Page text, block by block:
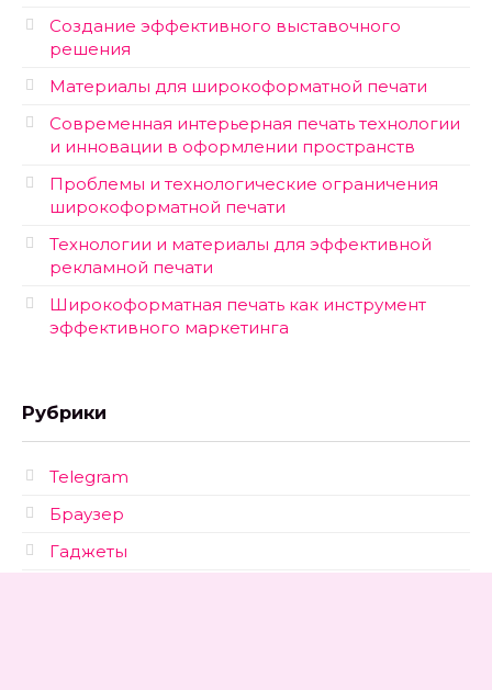
Создание эффективного выставочного
решения
Материалы для широкоформатной печати
Современная интерьерная печать технологии
и инновации в оформлении пространств
Проблемы и технологические ограничения
широкоформатной печати
Технологии и материалы для эффективной
рекламной печати
Широкоформатная печать как инструмент
эффективного маркетинга
Рубрики
Telegram
Браузер
Гаджеты